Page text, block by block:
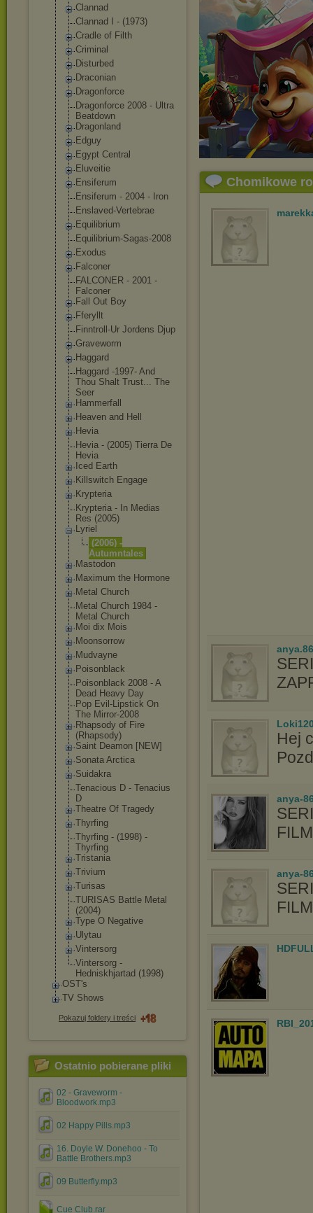
Clannad
Clannad I - (1973)
Cradle of Filth
Criminal
Disturbed
Draconian
Dragonforce
Dragonforce 2008 - Ultra
Beatdown
Dragonland
Edguy
Egypt Central
Eluveitie
Ensiferum
Ensiferum - 2004 - Iron
Enslaved-Vertebrae
Equilibrium
Equilibrium-Sagas-2008
Exodus
Falconer
FALCONER - 2001 -
Falconer
Fall Out Boy
Fferyllt
Finntroll-Ur Jordens Djup
Graveworm
Haggard
Haggard -1997- And
Thou Shalt Trust... The
Seer
Hammerfall
Heaven and Hell
Hevia
Hevia - (2005) Tierra De
Hevia
Iced Earth
Killswitch Engage
Krypteria
Krypteria - In Medias
Res (2005)
Lyriel
(2006) -
Autumntales
Mastodon
Maximum the Hormone
Metal Church
Metal Church 1984 -
Metal Church
Moi dix Mois
Moonsorrow
Mudvayne
Poisonblack
Poisonblack 2008 - A
Dead Heavy Day
Pop Evil-Lipstick On
The Mirror-2008
Rhapsody of Fire
(Rhapsody)
Saint Deamon [NEW]
Sonata Arctica
Suidakra
Tenacious D - Tenacius
D
Theatre Of Tragedy
Thyrfing
Thyrfing - (1998) -
Thyrfing
Tristania
Trivium
Turisas
TURISAS Battle Metal
(2004)
Type O Negative
Ulytau
Vintersorg
Vintersorg -
Hedniskhjartad (1998)
OST's
TV Shows
Pokazuj foldery i treści
Ostatnio pobierane pliki
02 - Graveworm -
Bloodwork.mp3
02 Happy Pills.mp3
16. Doyle W. Donehoo - To
Battle Brothers.mp3
09 Butterfly.mp3
Cue Club.rar
Chomikowe
anya.86
Hej
anya-
anya-